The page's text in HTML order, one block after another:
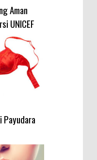
Aman
UNICEF
Payudara